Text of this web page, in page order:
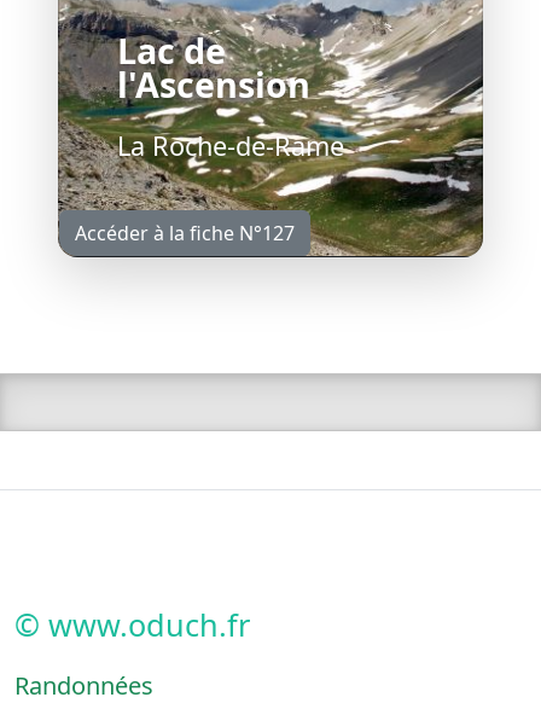
Lac de
l'Ascension
La Roche-de-Rame
Accéder à la fiche N°127
© www.oduch.fr
Randonnées